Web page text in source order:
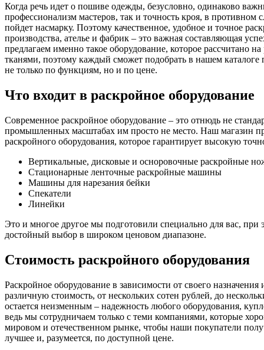
Когда речь идет о пошиве одежды, безусловно, одинаково
профессионализм мастеров, так и точность кроя, в противном
пойдет насмарку. Поэтому качественное, удобное и точное
производства, ателье и фабрик – это важная составляющая
предлагаем именно такое оборудование, которое рассчитано
тканями, поэтому каждый сможет подобрать в нашем
не только по функциям, но и по цене.
Что входит в раскройное оборудование
Современное раскройное оборудование – это отнюдь не
промышленных масштабах им просто не место. Наш магазин
раскройного оборудования, которое гарантирует высокую
Вертикальные, дисковые и осноровочные раскройные
Стационарные ленточные раскройные машины
Машины для нарезания бейки
Спекатели
Линейки
Это и многое другое мы подготовили специально для вас, при
достойный выбор в широком ценовом диапазоне.
Стоимость раскройного оборудования
Раскройное оборудование в зависимости от своего
различную стоимость, от нескольких сотен рублей, до
остается неизменным – надежность любого оборудования,
ведь мы сотрудничаем только с теми компаниями, которые
мировом и отечественном рынке, чтобы наши покупатели
лучшее и, разумеется, по доступной цене.